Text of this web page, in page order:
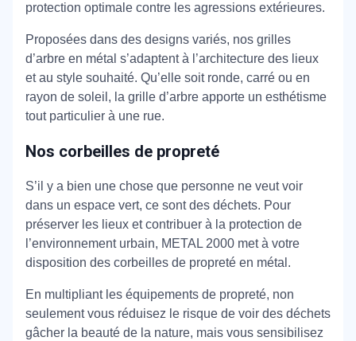
protection optimale contre les agressions extérieures.
Proposées dans des designs variés, nos grilles
d’arbre en métal s’adaptent à l’architecture des lieux
et au style souhaité. Qu’elle soit ronde, carré ou en
rayon de soleil, la grille d’arbre apporte un esthétisme
tout particulier à une rue.
Nos corbeilles de propreté
S’il y a bien une chose que personne ne veut voir
dans un espace vert, ce sont des déchets. Pour
préserver les lieux et contribuer à la protection de
l’environnement urbain, METAL 2000 met à votre
disposition des corbeilles de propreté en métal.
En multipliant les équipements de propreté, non
seulement vous réduisez le risque de voir des déchets
gâcher la beauté de la nature, mais vous sensibilisez